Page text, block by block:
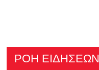
ΡΟΗ ΕΙΔΗΣΕΩΝ